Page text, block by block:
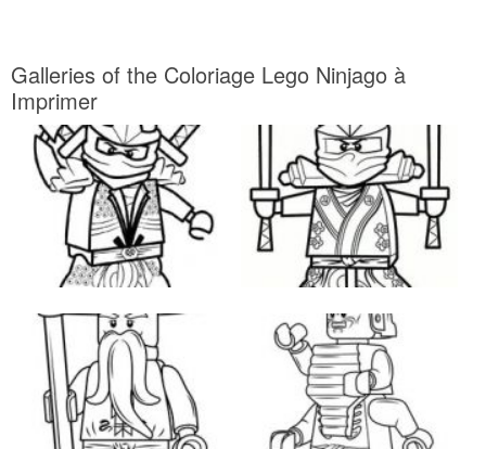
Galleries of the Coloriage Lego Ninjago à
Imprimer